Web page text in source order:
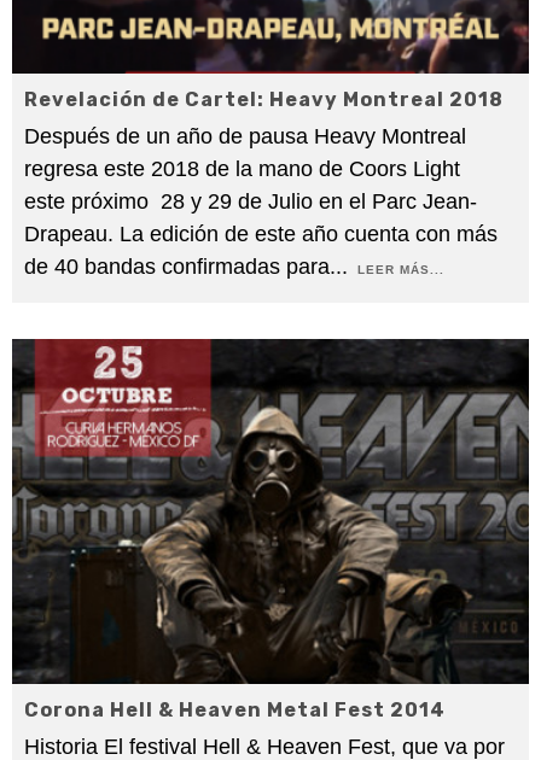
Revelación de Cartel: Heavy Montreal 2018
Después de un año de pausa Heavy Montreal
regresa este 2018 de la mano de Coors Light
este próximo 28 y 29 de Julio en el Parc Jean-
Drapeau. La edición de este año cuenta con más
de 40 bandas confirmadas para... LEER MÁS...
Corona Hell & Heaven Metal Fest 2014
Historia El festival Hell & Heaven Fest, que va por